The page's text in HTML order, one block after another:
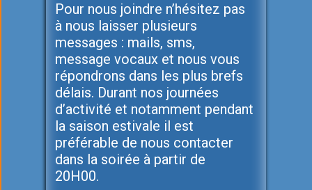
Pour nous joindre n’hésitez pas
à nous laisser plusieurs
messages : mails, sms,
message vocaux et nous vous
répondrons dans les plus brefs
délais. Durant nos journées
d’activité et notamment pendant
la saison estivale il est
préférable de nous contacter
dans la soirée à partir de
20H00.